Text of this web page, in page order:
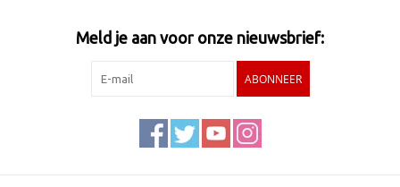
Meld je aan voor onze nieuwsbrief:
ABONNEER